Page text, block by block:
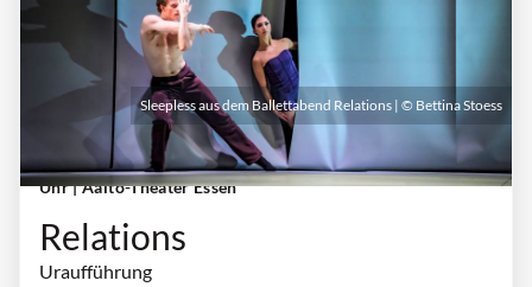
Samstag, 24. Oktober 2026 | 19:00 Uhr - 21:00
Uhr| Aalto-Theater Essen
Relations
Uraufführung
Sleepless aus dem Ballettabend Relations | © Bettina Stoess